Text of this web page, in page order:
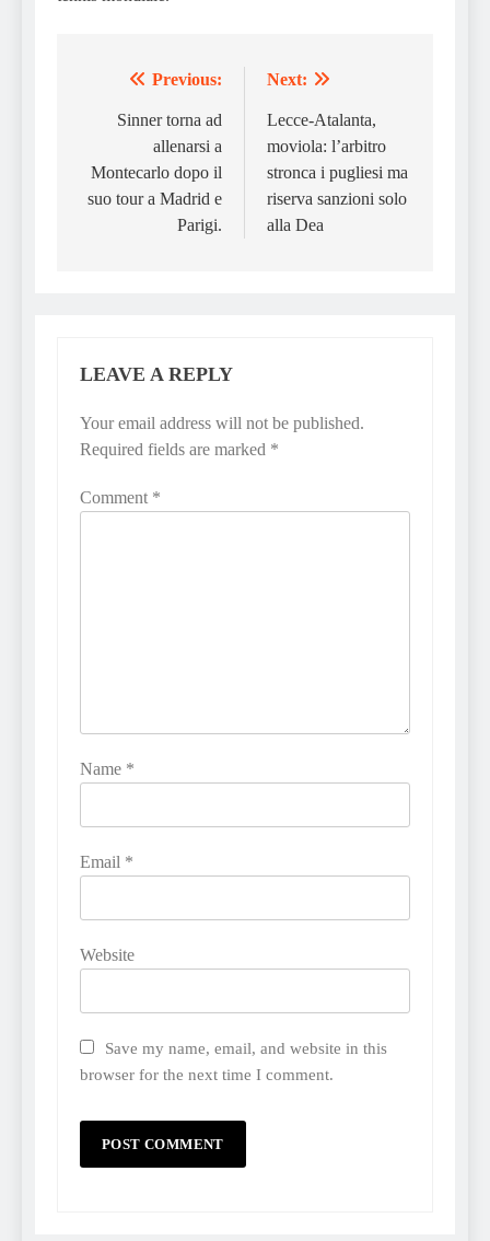
navigation
Previous:
Sinner torna ad
allenarsi a
Montecarlo dopo il
suo tour a Madrid e
Parigi.
Next:
Lecce-Atalanta,
moviola: l’arbitro
stronca i pugliesi ma
riserva sanzioni solo
alla Dea
LEAVE A REPLY
Your email address will not be published.
Required fields are marked *
Comment *
Name *
Email *
Website
Save my name, email, and website in this
browser for the next time I comment.